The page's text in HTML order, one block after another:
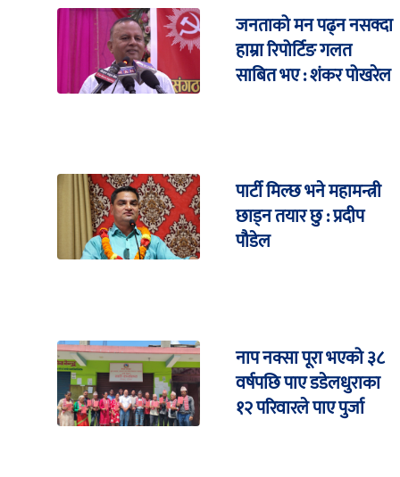
जनताको मन पढ्न नसक्दा
हाम्रा रिपोर्टिङ गलत
साबित भए : शंकर पोखरेल
पार्टी मिल्छ भने महामन्त्री
छाड्न तयार छु : प्रदीप
पौडेल
नाप नक्सा पूरा भएको ३८
वर्षपछि पाए डडेलधुराका
१२ परिवारले पाए पुर्जा